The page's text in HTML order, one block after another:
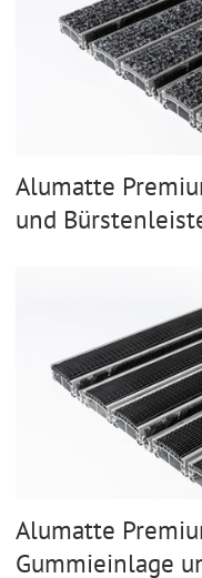
Alumatte
und
Alumatte
Gummieinlage